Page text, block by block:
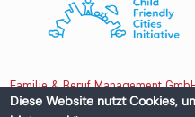
Familie & Beruf Management
Diese Website nutzt Cookies,